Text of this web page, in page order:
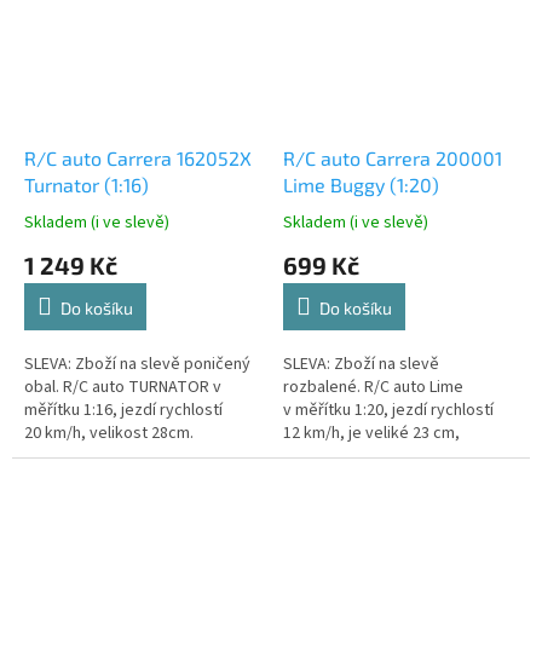
R/C auto Carrera 162052X
Turnator (1:16)
Skladem (i ve slevě)
1 249 Kč
Do košíku
SLEVA: Zboží na slevě poničený
obal. R/C auto TURNATOR v
měřítku 1:16, jezdí rychlostí
20 km/h, velikost 28cm.
R/C auto Carrera 200001
Lime Buggy (1:20)
Skladem (i ve slevě)
699 Kč
Do košíku
SLEVA: Zboží na slevě
rozbalené. R/C auto Lime
v měřítku 1:20, jezdí rychlostí
12 km/h, je veliké 23 cm,
odpružení všech kol, frekvence